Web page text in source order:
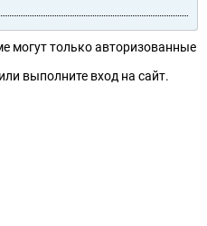
могут только авторизованные
или выполните вход на сайт.